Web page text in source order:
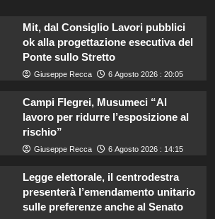
Mit, dal Consiglio Lavori pubblici
ok alla progettazione esecutiva del
Ponte sullo Stretto
Giuseppe Recca 6 Agosto 2026 : 20:05
Campi Flegrei, Musumeci “Al
lavoro per ridurre l’esposizione al
rischio”
Giuseppe Recca 6 Agosto 2026 : 14:15
Legge elettorale, il centrodestra
presenterà l’emendamento unitario
sulle preferenze anche al Senato